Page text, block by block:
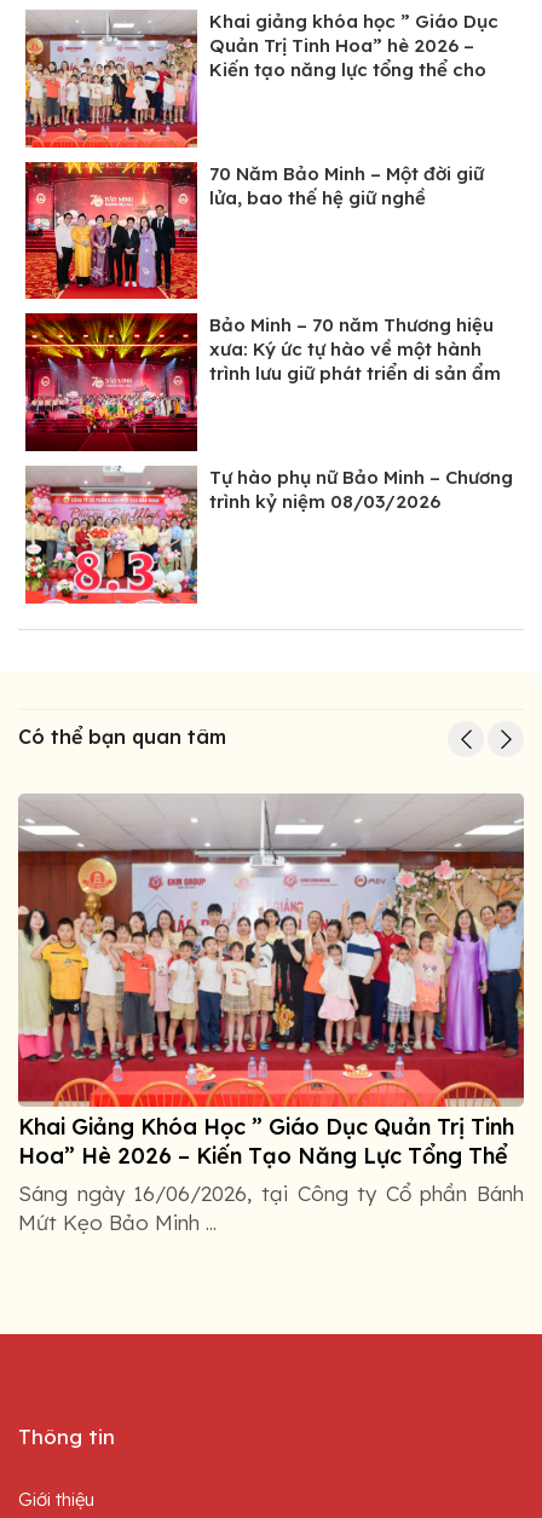
Khai giảng khóa học ” Giáo Dục
Quản Trị Tinh Hoa” hè 2026 –
Kiến tạo năng lực tổng thể cho
70 Năm Bảo Minh – Một đời giữ
lửa, bao thế hệ giữ nghề
Bảo Minh – 70 năm Thương hiệu
xưa: Ký ức tự hào về một hành
trình lưu giữ phát triển di sản ẩm
Tự hào phụ nữ Bảo Minh – Chương
trình kỷ niệm 08/03/2026
Có thể bạn quan tâm
Khai Giảng Khóa Học ” Giáo Dục Quản Trị Tinh
Hoa” Hè 2026 – Kiến Tạo Năng Lực Tổng Thể
Cho Các “Nhà Quản Trị Nhí” Bảo Minh
Sáng ngày 16/06/2026, tại Công ty Cổ phần Bánh
Mứt Kẹo Bảo Minh ...
Thông tin
Giới thiệu